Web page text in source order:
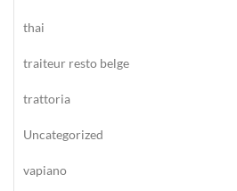
thai
traiteur resto belge
trattoria
Uncategorized
vapiano